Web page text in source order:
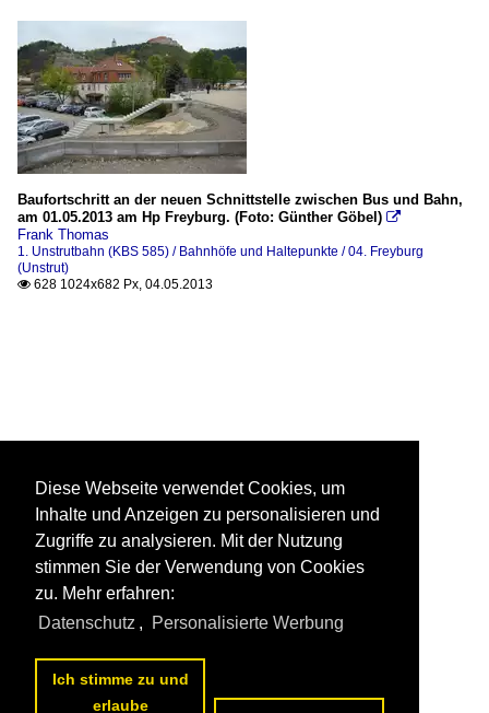
Baufortschritt an der neuen Schnittstelle zwischen Bus und Bahn,
am 01.05.2013 am Hp Freyburg. (Foto: Günther Göbel) 
Frank Thomas
1. Unstrutbahn (KBS 585) / Bahnhöfe und Haltepunkte / 04. Freyburg
(Unstrut)
 628 1024x682 Px, 04.05.2013
Diese Webseite verwendet Cookies, um
Inhalte und Anzeigen zu personalisieren und
Zugriffe zu analysieren. Mit der Nutzung
stimmen Sie der Verwendung von Cookies
zu. Mehr erfahren:
Datenschutz , Personalisierte Werbung
Ich stimme zu und
erlaube